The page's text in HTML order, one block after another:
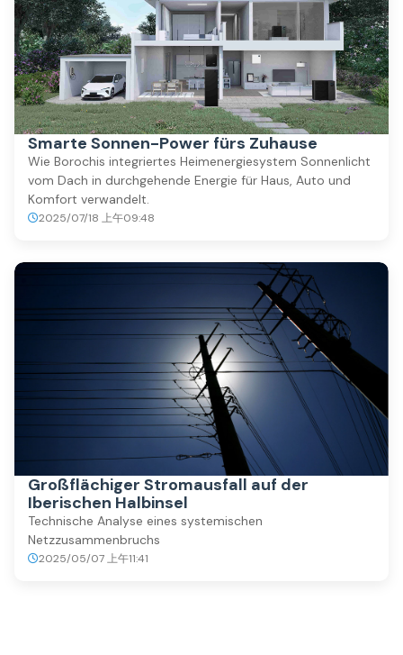
Smarte Sonnen-Power fürs Zuhause
Wie Borochis integriertes Heimenergiesystem Sonnenlicht
vom Dach in durchgehende Energie für Haus, Auto und
Komfort verwandelt.
2025/07/18 上午09:48
Großflächiger Stromausfall auf der
Iberischen Halbinsel
Technische Analyse eines systemischen
Netzzusammenbruchs
2025/05/07 上午11:41